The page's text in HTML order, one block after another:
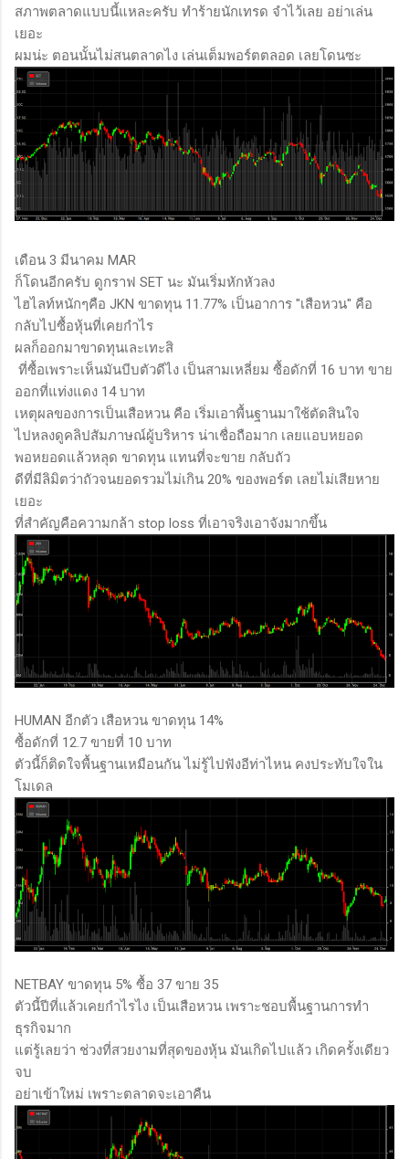
สภาพตลาดแบบนี้แหละครับ ทำร้ายนักเทรด จำไว้เลย อย่าเล่น
เยอะ
ผมน่ะ ตอนนั้นไม่สนตลาดไง เล่นเต็มพอร์ตตลอด เลยโดนซะ
เดือน 3 มีนาคม MAR
ก็โดนอีกครับ ดูกราฟ SET นะ มันเริ่มหักหัวลง
ไฮไลท์หนักๆคือ JKN ขาดทุน 11.77% เป็นอาการ "เสือหวน" คือ
กลับไปซื้อหุ้นที่เคยกำไร
ผลก็ออกมาขาดทุนเละเทะสิ
ที่ซื้อเพราะเห็นมันบีบตัวดีไง เป็นสามเหลี่ยม ซื้อดักที่ 16 บาท ขาย
ออกที่แท่งแดง 14 บาท
เหตุผลของการเป็นเสือหวน คือ เริ่มเอาพื้นฐานมาใช้ตัดสินใจ
ไปหลงดูคลิปสัมภาษณ์ผู้บริหาร น่าเชื่อถือมาก เลยแอบหยอด
พอหยอดแล้วหลุด ขาดทุน แทนที่จะขาย กลับถัว
ดีที่มีลิมิตว่าถัวจนยอดรวมไม่เกิน 20% ของพอร์ต เลยไม่เสียหาย
เยอะ
ที่สำคัญคือความกล้า stop loss ที่เอาจริงเอาจังมากขึ้น
HUMAN อีกตัว เสือหวน ขาดทุน 14%
ซื้อดักที่ 12.7 ขายที่ 10 บาท
ตัวนี้ก็ติดใจพื้นฐานเหมือนกัน ไม่รู้ไปฟังอีท่าไหน คงประทับใจใน
โมเดล
NETBAY ขาดทุน 5% ซื้อ 37 ขาย 35
ตัวนี้ปีที่แล้วเคยกำไรไง เป็นเสือหวน เพราะชอบพื้นฐานการทำ
ธุรกิจมาก
แต่รู้เลยว่า ช่วงที่สวยงามที่สุดของหุ้น มันเกิดไปแล้ว เกิดครั้งเดียว
จบ
อย่าเข้าใหม่ เพราะตลาดจะเอาคืน